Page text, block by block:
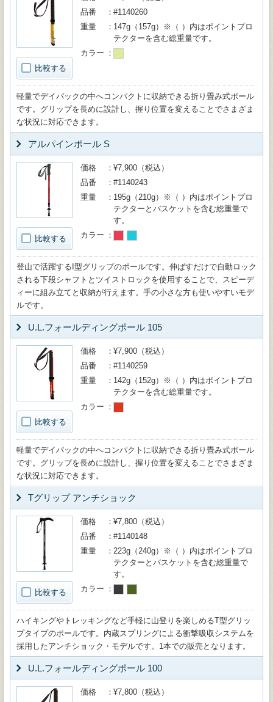
比較する
品番
#1140260
重量
147g（157g）※（ ）内はポイントプロ
テクターを含む総重量です。
カラー
軽量でデイパックの中へコンパクトに収納できる折り畳み式ポール
です。グリップを長めに設計し、握り位置を変えることでさまざま
な状況に対応できます。
アルパインポール S
比較する
価格
¥7,900（税込）
品番
#1140243
重量
195g（210g）※（ ）内はポイントプロ
テクターとバスケットを含む総重量で
す。
カラー
登山で活躍するI型グリップのポールです。伸ばすだけで自動ロック
される下段シャフトとツイストロックを使用することで、スピーデ
ィーに組み立てと収納が行えます。手の小さな方も使いやすいモデ
ルです。
U.L.フォールディングポール 105
比較する
価格
¥7,900（税込）
品番
#1140259
重量
142g（152g）※（ ）内はポイントプロ
テクターを含む総重量です。
カラー
軽量でデイパックの中へコンパクトに収納できる折り畳み式ポール
です。グリップを長めに設計し、握り位置を変えることでさまざま
な状況に対応できます。
Tグリップ アンチショック
比較する
価格
¥7,800（税込）
品番
#1140148
重量
223g（240g）※（ ）内はポイントプロ
テクターとバスケットを含む総重量で
す。
カラー
ハイキングやトレッキングなど手軽に山登りを楽しめるT型グリッ
プタイプのポールです。内蔵スプリングによる衝撃吸収システムを
採用したアンチショック・モデルです。1本での販売となります。
U.L.フォールディングポール 100
価格
¥7,800（税込）